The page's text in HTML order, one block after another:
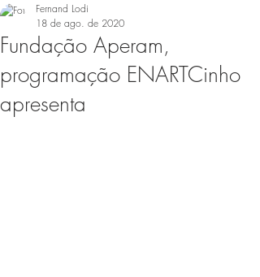
Fundação Aperam,
programação ENARTCinho
apresenta
Fernand Lodi
18 de ago. de 2020